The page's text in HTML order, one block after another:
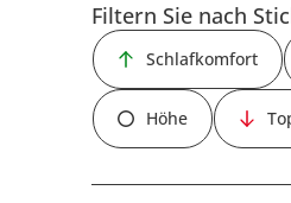
Filtern Sie nach
Schlafkomfort
Höhe